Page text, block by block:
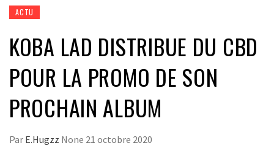
ACTU
KOBA LAD DISTRIBUE DU CBD
POUR LA PROMO DE SON
PROCHAIN ALBUM
Par E.Hugzz None 21 octobre 2020